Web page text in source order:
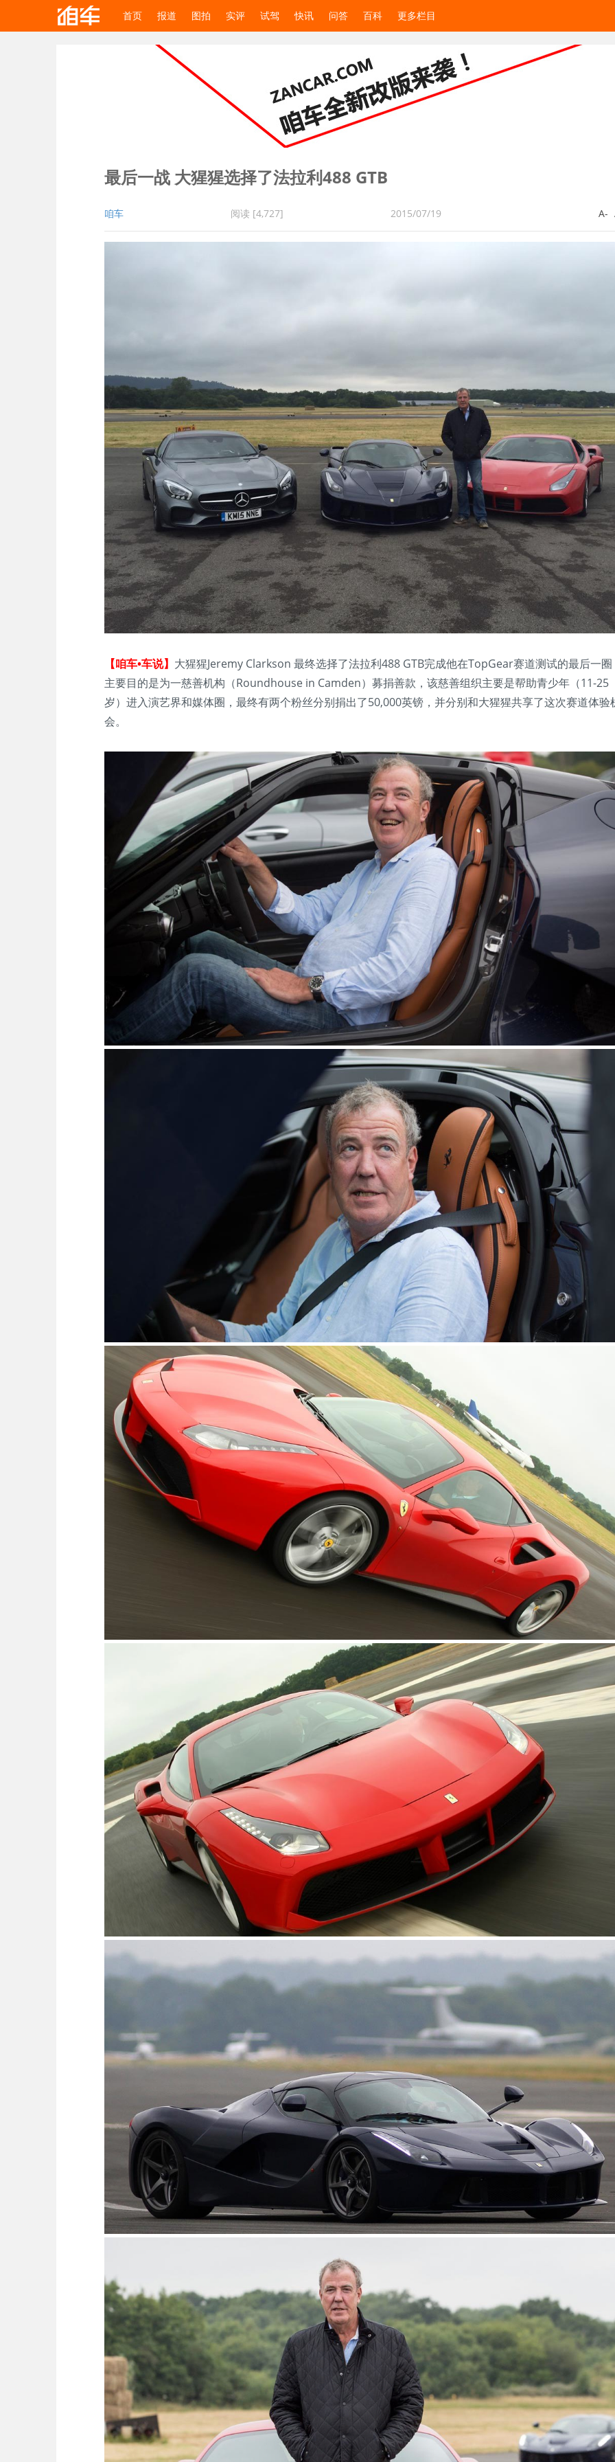
首页 报道 图拍 实评 试驾 快讯 问答 百科 更多栏目
最后一战 大猩猩选择了法拉利488 GTB
咱车 阅读 [4,727] 2015/07/19 A-
【咱车•车说】 大猩猩Jeremy Clarkson 最终选择了法拉利488 GTB完成他在TopGear赛道测试的最后一圈
主要目的是为一慈善机构（Roundhouse in Camden）募捐善款，该慈善组织主要是帮助青少年（11-25
岁）进入演艺界和媒体圈，最终有两个粉丝分别捐出了50,000英镑，并分别和大猩猩共享了这次赛道体验
会。